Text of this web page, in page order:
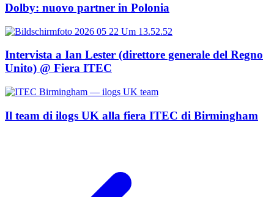
Dolby: nuovo partner in Polonia
Intervista a Ian Lester (direttore generale del Regno
Unito) @ Fiera ITEC
Il team di ilogs UK alla fiera ITEC di Birmingham